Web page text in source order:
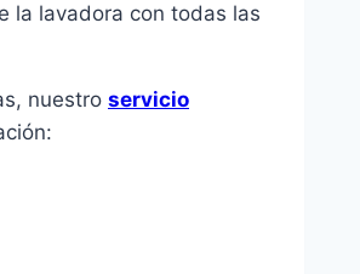
la lavadora con todas las
nuestro servicio